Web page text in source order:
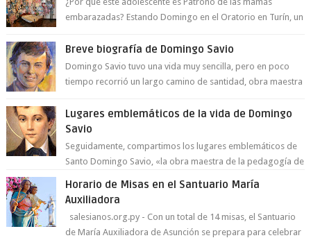
embarazadas? Estando Domingo en el Oratorio en Turín, un
Breve biografía de Domingo Savio
Domingo Savio tuvo una vida muy sencilla, pero en poco
tiempo recorrió un largo camino de santidad, obra maestra
Lugares emblemáticos de la vida de Domingo
Savio
Seguidamente, compartimos los lugares emblemáticos de
Santo Domingo Savio, «la obra maestra de la pedagogía de
Horario de Misas en el Santuario María
Auxiliadora
salesianos.org.py - Con un total de 14 misas, el Santuario
de María Auxiliadora de Asunción se prepara para celebrar